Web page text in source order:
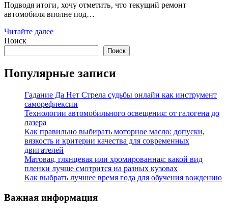
Подводя итоги‚ хочу отметить‚ что текущий ремонт
автомобиля вполне под…
Читайте далее
Поиск
Поиск
Популярные записи
Гадание Да Нет Стрела судьбы онлайн как инструмент
саморефлексии
Технологии автомобильного освещения: от галогена до
лазера
Как правильно выбирать моторное масло: допуски,
вязкость и критерии качества для современных
двигателей
Матовая, глянцевая или хромированная: какой вид
пленки лучше смотрится на разных кузовах
Как выбрать лучшее время года для обучения вождению
Важная информация